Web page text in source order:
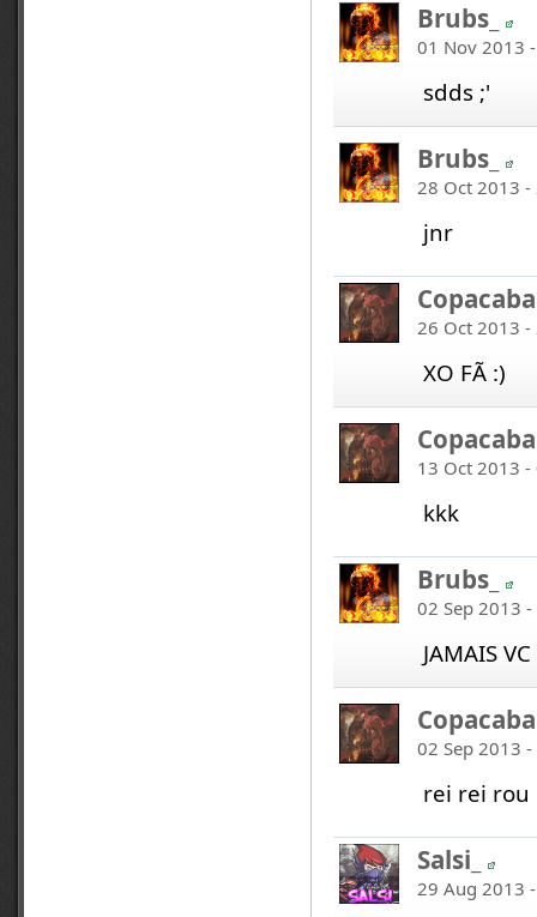
Brubs_
01 Nov 2013
sdds ;'
Brubs_
28 Oct 2013 -
jnr
26 Oct 2013 -
XO FÃ :)
13 Oct 2013 -
kkk
Brubs_
02 Sep 2013
JAMAIS
02 Sep 2013
rei rei rou
Salsi_
29 Aug 2013